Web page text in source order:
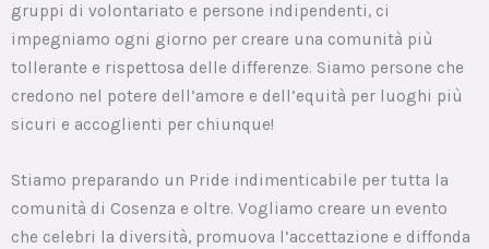
gruppi di volontariato e persone indipendenti, ci
impegniamo ogni giorno per creare una comunità più
tollerante e rispettosa delle differenze. Siamo persone che
credono nel potere dell’amore e dell’equità per luoghi più
sicuri e accoglienti per chiunque!
Stiamo preparando un Pride indimenticabile per tutta la
comunità di Cosenza e oltre. Vogliamo creare un evento
che celebri la diversità, promuova l’accettazione e diffonda